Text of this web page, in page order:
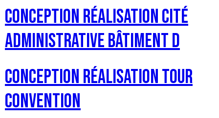
Conception Réalisation Cité
Administrative Bâtiment D
Conception réalisation Tour
Convention